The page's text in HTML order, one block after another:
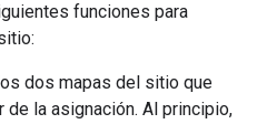
funciones para
dos mapas del sitio que
de la asignación. Al principio,